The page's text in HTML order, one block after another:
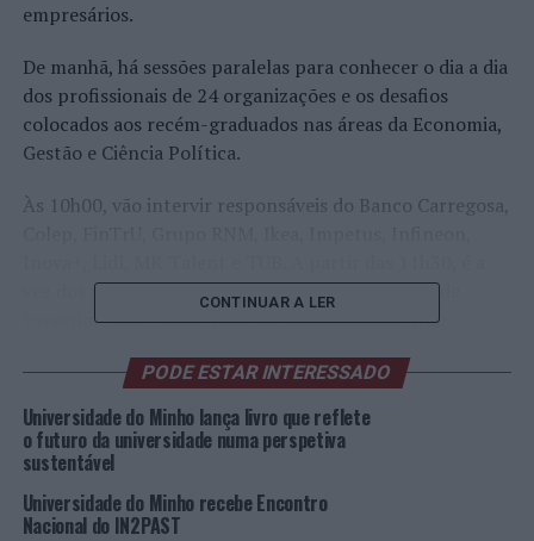
empresários.
De manhã, há sessões paralelas para conhecer o dia a dia
dos profissionais de 24 organizações e os desafios
colocados aos recém-graduados nas áreas da Economia,
Gestão e Ciência Política.
Às 10h00, vão intervir responsáveis do Banco Carregosa,
vez dos representantes da BDO, Cachapuz, Casa de
Investimentos, Município do Porto, Continental,
Saúde, Hilti, Natixis e NOS Comunicações.
Das 12h30 às 14h00, o edifício da EEG vai ser também
palco despeed interviews
(entrevistas rápidas) com as
Hays.
CONTINUAR A LER
PODE ESTAR INTERESSADO
Universidade do Minho lança livro que reflete
o futuro da universidade numa perspetiva
sustentável
Universidade do Minho recebe Encontro
Nacional do IN2PAST